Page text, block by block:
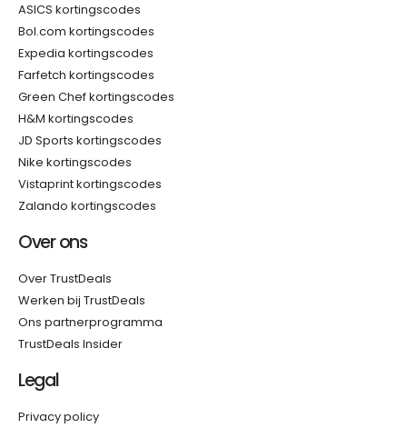
ASICS kortingscodes
Bol.com kortingscodes
Expedia kortingscodes
Farfetch kortingscodes
Green Chef kortingscodes
H&M kortingscodes
JD Sports kortingscodes
Nike kortingscodes
Vistaprint kortingscodes
Zalando kortingscodes
Over ons
Over TrustDeals
Werken bij TrustDeals
Ons partnerprogramma
TrustDeals Insider
Legal
Privacy policy